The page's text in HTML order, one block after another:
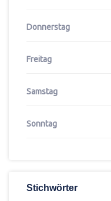
Donnerstag
Freitag
Samstag
Sonntag
Stichwörter